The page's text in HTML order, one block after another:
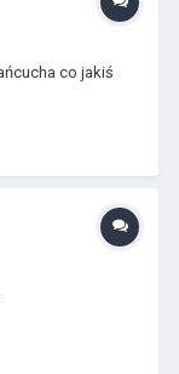
co jakiś